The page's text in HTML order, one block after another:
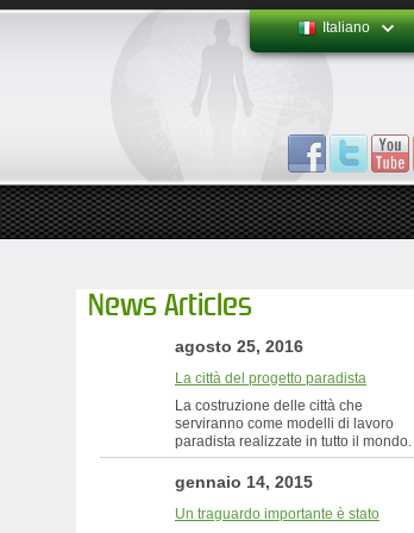
Italiano
News Articles
agosto 25, 2016
La città del progetto paradista
La costruzione delle città che
serviranno come modelli di lavoro
paradista realizzate in tutto il mondo.
gennaio 14, 2015
Un traguardo importante è stato